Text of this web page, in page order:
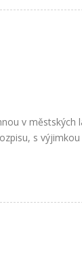
v městských
s